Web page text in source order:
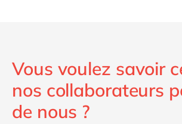
Vous voulez savoir
nos collaborateurs
de nous ?